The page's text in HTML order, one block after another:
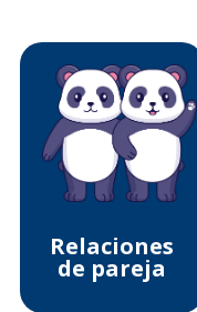
Relaciones
de pareja